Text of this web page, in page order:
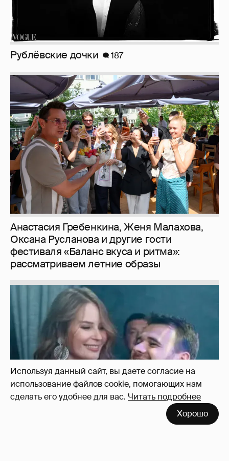
Используя данный сайт, вы даете согласие на
использование файлов cookie, помогающих нам
сделать его удобнее для вас. Читать подробнее
Хорошо
Рублёвские дочки 187
Анастасия Гребенкина, Женя Малахова,
Оксана Русланова и другие гости
фестиваля «Баланс вкуса и ритма»:
рассматриваем летние образы